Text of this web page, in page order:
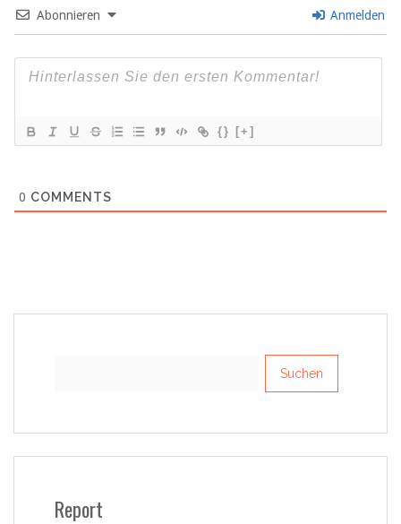
Abonnieren Anmelden
{} [+]
0 COMMENTS
Report